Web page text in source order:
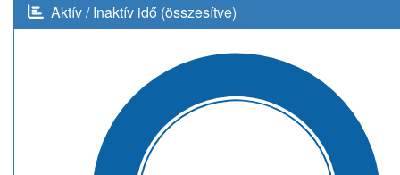
Aktív / Inaktív idő (összesítve)